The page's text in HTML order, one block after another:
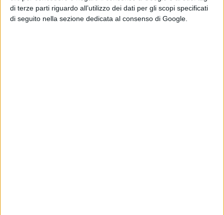
di terze parti riguardo all’utilizzo dei dati per gli scopi specificati
di seguito nella sezione dedicata al consenso di Google.